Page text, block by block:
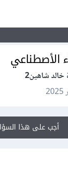
الأصطناعي
شاهين2
أجب على هذا